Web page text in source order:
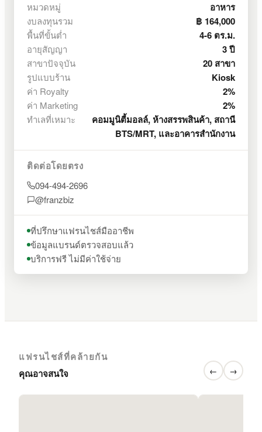
หมวดหมู่ อาหาร
งบลงทุนรวม ฿ 164,000
พื้นที่ขั้นต่ำ 4-6 ตร.ม.
อายุสัญญา 3 ปี
สาขาปัจจุบัน 20 สาขา
รูปแบบร้าน Kiosk
ค่า Royalty 2%
ค่า Marketing 2%
ทำเลที่เหมาะ
คอมมูนิตี้มอลล์, ห้างสรรพสินค้า, สถานี
BTS/MRT, และอาคารสำนักงาน
ติดต่อโดยตรง
094-494-2696
@franzbiz
ที่ปรึกษาแฟรนไชส์มืออาชีพ
ข้อมูลแบรนด์ตรวจสอบแล้ว
บริการฟรี ไม่มีค่าใช้จ่าย
แฟรนไชส์ที่คล้ายกัน
คุณอาจสนใจ
← →